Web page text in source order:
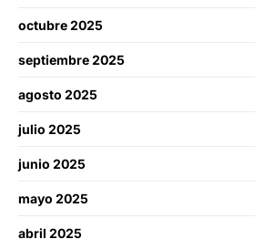
octubre 2025
septiembre 2025
agosto 2025
julio 2025
junio 2025
mayo 2025
abril 2025